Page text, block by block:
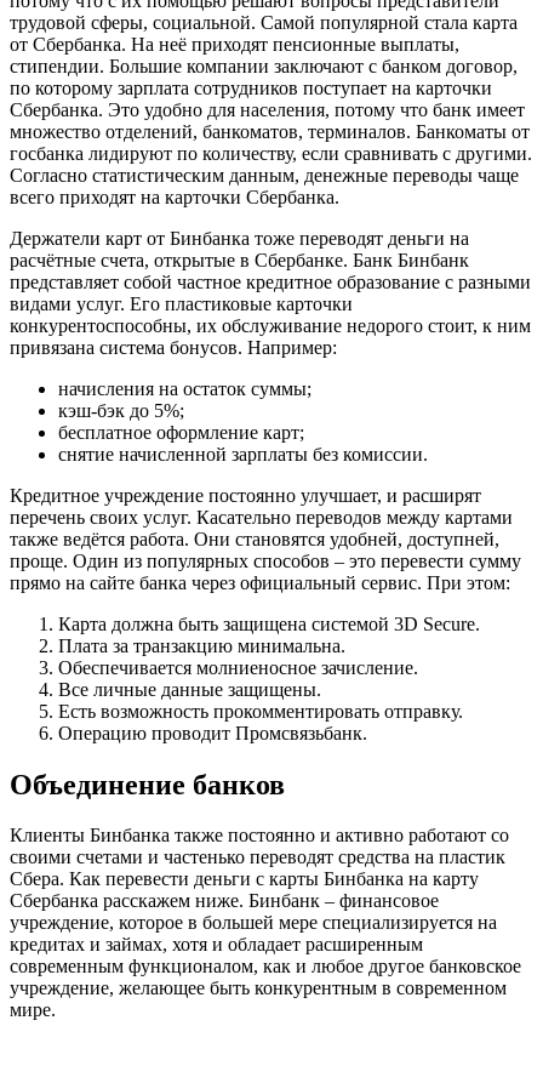
трудовой сферы, социальной. Самой популярной стала карта
от Сбербанка. На неё приходят пенсионные выплаты,
стипендии. Большие компании заключают с банком договор,
по которому зарплата сотрудников поступает на карточки
Сбербанка. Это удобно для населения, потому что банк имеет
множество отделений, банкоматов, терминалов. Банкоматы от
госбанка лидируют по количеству, если сравнивать с другими.
Согласно статистическим данным, денежные переводы чаще
всего приходят на карточки Сбербанка.
Держатели карт от Бинбанка тоже переводят деньги на
расчётные счета, открытые в Сбербанке. Банк Бинбанк
представляет собой частное кредитное образование с разными
видами услуг. Его пластиковые карточки
конкурентоспособны, их обслуживание недорого стоит, к ним
привязана система бонусов. Например:
начисления на остаток суммы;
кэш-бэк до 5%;
бесплатное оформление карт;
снятие начисленной зарплаты без комиссии.
Кредитное учреждение постоянно улучшает, и расширят
перечень своих услуг. Касательно переводов между картами
также ведётся работа. Они становятся удобней, доступней,
проще. Один из популярных способов – это перевести сумму
прямо на сайте банка через официальный сервис. При этом:
Карта должна быть защищена системой 3D Secure.
Плата за транзакцию минимальна.
Обеспечивается молниеносное зачисление.
Все личные данные защищены.
Есть возможность прокомментировать отправку.
Операцию проводит Промсвязьбанк.
Объединение банков
Клиенты Бинбанка также постоянно и активно работают со
своими счетами и частенько переводят средства на пластик
Сбера. Как перевести деньги с карты Бинбанка на карту
Сбербанка расскажем ниже. Бинбанк – финансовое
учреждение, которое в большей мере специализируется на
кредитах и займах, хотя и обладает расширенным
современным функционалом, как и любое другое банковское
учреждение, желающее быть конкурентным в современном
мире.